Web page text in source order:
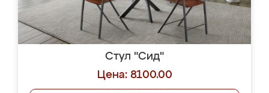
Стул "Сид"
Цена: 8100.00